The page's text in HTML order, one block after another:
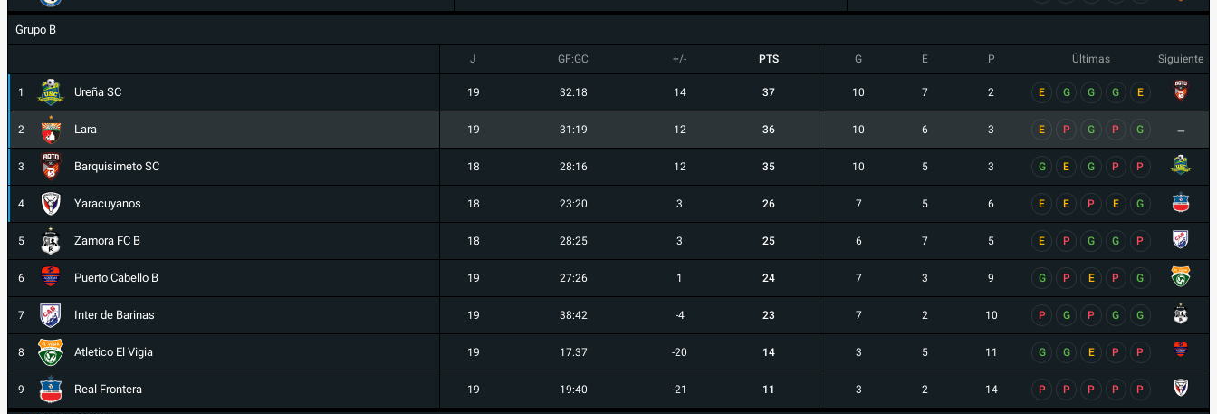
Grupo B
J GF:GC +/- PTS G E P Últimas Siguiente
1 Ureña SC 19 32:18 14 37 10 7 2 E G G G E
2 Lara 19 31:19 12 36 10 6 3 E P G P G -
3 Barquisimeto SC 18 28:16 12 35 10 5 3 G E G P P
4 Yaracuyanos 18 23:20 3 26 7 5 6 E E P E G
5 Zamora FC B 18 28:25 3 25 6 7 5 E P G G P
6 Puerto Cabello B 19 27:26 1 24 7 3 9 G P E P G
7 Inter de Barinas 19 38:42 -4 23 7 2 10 P G P G G
8 Atletico El Vigia 19 17:37 -20 14 3 5 11 G G E P P
9 Real Frontera 19 19:40 -21 11 3 2 14 P P P P P